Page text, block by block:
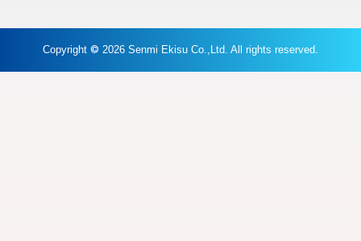
Copyright © 2026 Senmi Ekisu Co.,Ltd. All rights reserved.